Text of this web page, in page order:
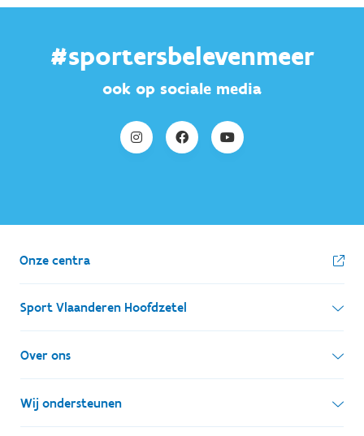
#sportersbelevenmeer
ook op sociale media
Onze centra
Sport Vlaanderen Hoofdzetel
Simon Bolivarlaan 17
1000 Brussel
Ondernemingsnummer: BE 0248.142.826
Over ons
Wie zijn we, wat doen we
Onze centra
Wij ondersteunen